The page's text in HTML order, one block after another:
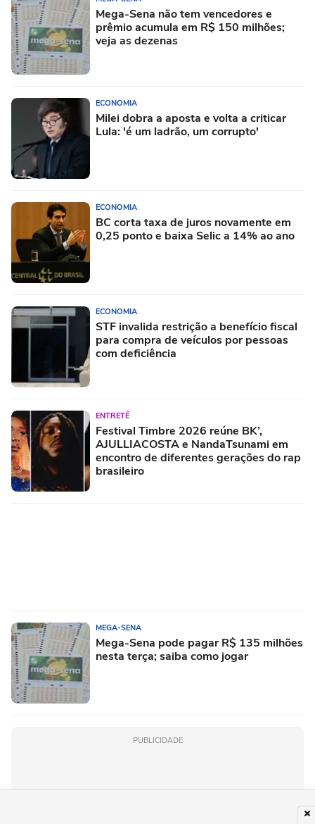
Mega-Sena não tem vencedores e
prêmio acumula em R$ 150 milhões;
veja as dezenas
ECONOMIA
Milei dobra a aposta e volta a criticar
Lula: 'é um ladrão, um corrupto'
ECONOMIA
BC corta taxa de juros novamente em
0,25 ponto e baixa Selic a 14% ao ano
ECONOMIA
STF invalida restrição a benefício fiscal
para compra de veículos por pessoas
com deficiência
ENTRETÊ
Festival Timbre 2026 reúne BK’,
AJULLIACOSTA e NandaTsunami em
encontro de diferentes gerações do rap
brasileiro
MEGA-SENA
Mega-Sena pode pagar R$ 135 milhões
nesta terça; saiba como jogar
PUBLICIDADE